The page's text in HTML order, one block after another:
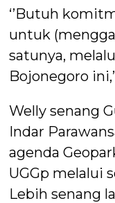
‘’Butuh
untuk
satunya,
Bojonegoro
Welly senang
Indar
agenda
UGGp melalui
Lebih senang